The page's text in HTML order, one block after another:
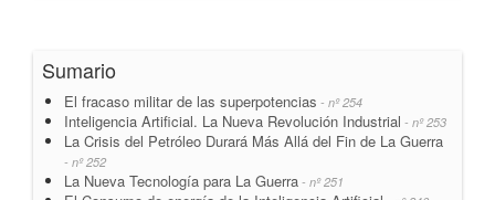
Sumario
El fracaso militar de las superpotencias - nº 254
Inteligencia Artificial. La Nueva Revolución Industrial - nº 253
La Crisis del Petróleo Durará Más Allá del Fin de La Guerra
- nº 252
La Nueva Tecnología para La Guerra - nº 251